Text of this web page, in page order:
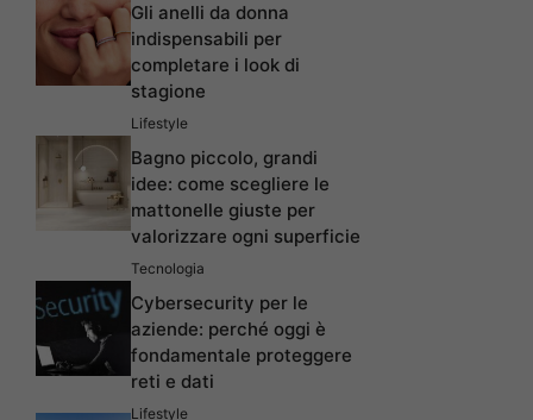
Gli anelli da donna
indispensabili per
completare i look di
stagione
Lifestyle
Bagno piccolo, grandi
idee: come scegliere le
mattonelle giuste per
valorizzare ogni superficie
Tecnologia
Cybersecurity per le
aziende: perché oggi è
fondamentale proteggere
reti e dati
Lifestyle